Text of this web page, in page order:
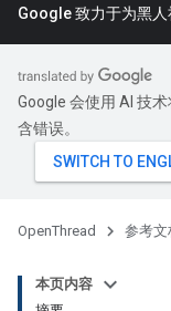
Google 致力于为黑人
Google 会使用 AI 技
含错误。
OpenThread 参考文
本页内容